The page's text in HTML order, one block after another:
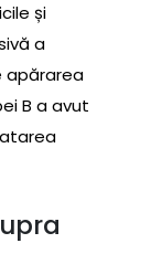
și
a
apărarea
B a avut